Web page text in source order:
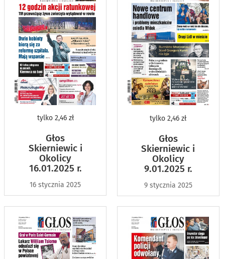
tylko2,46 zł
Głos
Skierniewic i
Okolicy
16.01.2025 r.
16 stycznia 2025
tylko 2,46 zł
Głos
Skierniewic i
Okolicy
9.01.2025 r.
9 stycznia 2025